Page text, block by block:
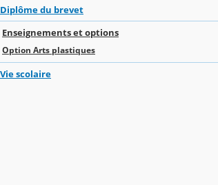
Diplôme du brevet
Enseignements et options
Option Arts plastiques
Vie scolaire